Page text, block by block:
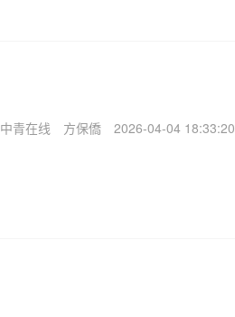
中青在线 方保僑 2026-04-04 18:33:20